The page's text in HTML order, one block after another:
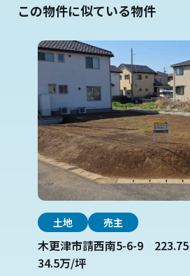
この物件に似ている物件
土地 売主
木更津市請西南5-6-9
34.5万/坪